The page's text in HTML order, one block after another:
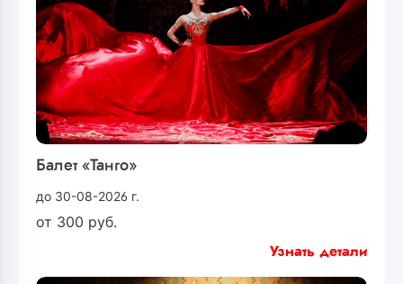
Балет «Танго»
до 30-08-2026 г.
от 300 руб.
Узнать детали